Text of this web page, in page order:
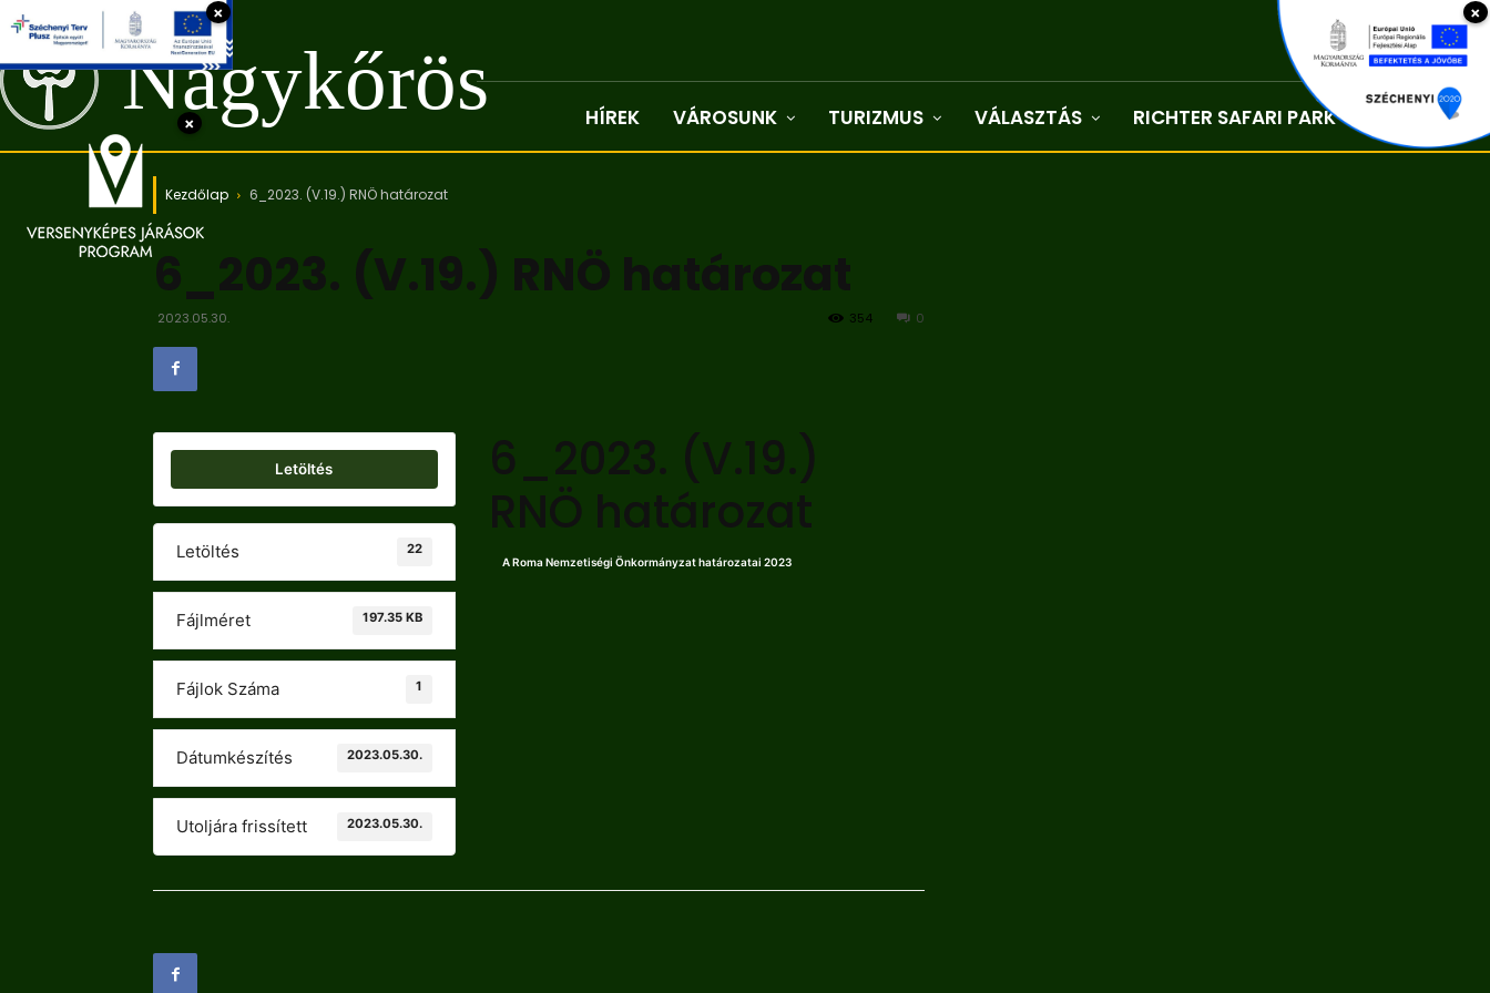
Nagykőrös HÍREK VÁROSUNK TURIZMUS VÁLASZTÁS RICHTER SAFARI PARK Kapcsolat
Kezdőlap 6_2023. (V.19.) RNÖ határozat
6_2023. (V.19.) RNÖ határozat
2023.05.30. 0
354
Letöltés
Letöltés 22
Fájlméret 197.35 KB
Fájlok Száma 1
Dátumkészítés 2023.05.30.
Utoljára frissített 2023.05.30.
6_2023. (V.19.)
RNÖ határozat
A Roma Nemzetiségi Önkormányzat határozatai 2023
×
×
×